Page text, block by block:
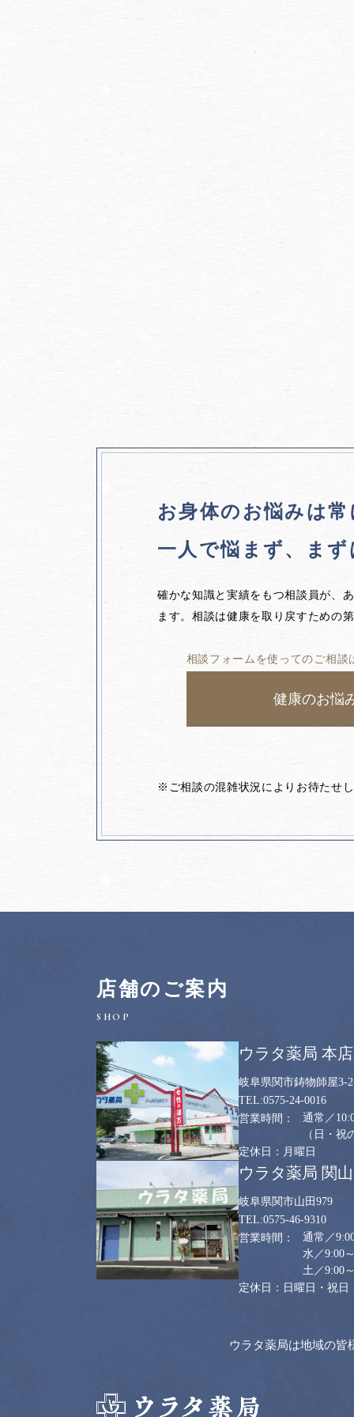
お身体のお悩みは常
一人で悩まず、
ま
確かな知識と実績をもつ相談員が、
ます。相談は健康を取り戻すための
相談フォームを使ってのご相談
健康のお悩
※ご相談の混雑状況によりお待たせ
店舗のご案内
ウラタ薬局 本店
岐阜県関市鋳物師屋3-
0575-24-0016
通常／
（日・祝
月曜日
ウラタ薬局 関
岐阜県関市山田979
0575-46-9310
通常／
水／9:00
土／9:00
日曜日・祝日
ウラタ薬局は地域の皆